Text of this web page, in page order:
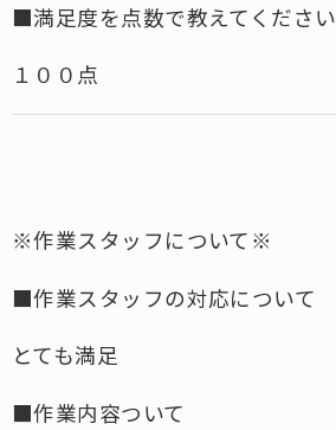
■満足度を点数で教えてください
１００点
※作業スタッフについて※
■作業スタッフの対応について
とても満足
■作業内容ついて